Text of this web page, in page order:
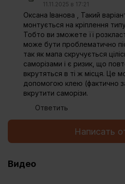
11.11.2025 в 17:21
Оксана Іванова , Такий
монтується на кріплення
Тобто ви зможете її
може бути проблематично
так як мапа скручується
саморізами і є ризик, що
вкрутяться в ті ж місця. Це
допомогою клею (фактично
вкрутити саморізи.
Ответить
Написать
Видео